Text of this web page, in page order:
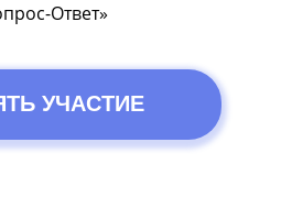
Ответ»
УЧАСТИЕ